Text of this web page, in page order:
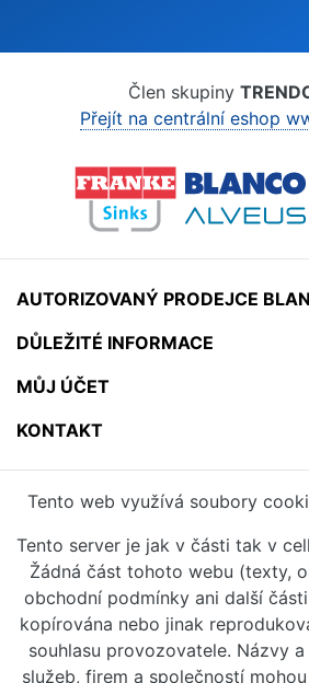
Člen skupiny
Přejít na centrální eshop
AUTORIZOVANÝ PRODEJCE
DŮLEŽITÉ INFORMACE
MŮJ ÚČET
KONTAKT
Tento web využívá soubory
Tento server je jak v části tak v
Žádná část tohoto webu (texty,
obchodní podmínky ani další
kopírována nebo jinak
souhlasu provozovatele. Názvy
služeb, firem a společností